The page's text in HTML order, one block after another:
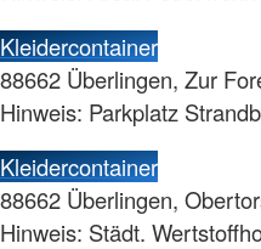
Kleidercontainer
88662 Überlingen, Zur
Hinweis: Parkplatz
Kleidercontainer
88662 Überlingen,
Hinweis: Städt.